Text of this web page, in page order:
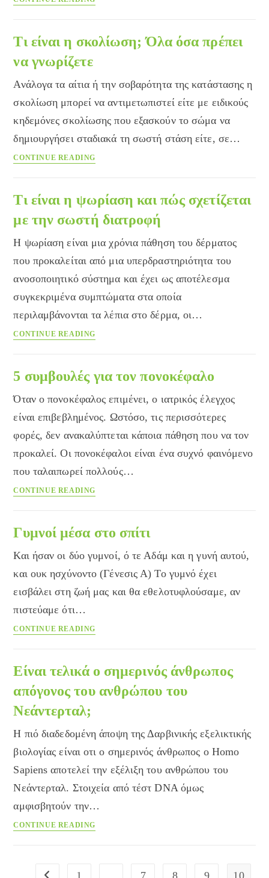
να
κρύψουν ύποπτους
Τι είναι η σκολίωση; Όλα όσα πρέπει
να γνωρίζετε
Ανάλογα τα αίτια ή την σοβαρότητα της κατάστασης η
σκολίωση μπορεί να αντιμετωπιστεί είτε με ειδικούς
κηδεμόνες σκολίωσης που εξασκούν το σώμα να
δημιουργήσει σταδιακά τη σωστή στάση είτε, σε…
CONTINUE READING
σκολίωση;
Όλα
όσα
γνωρίζετε
Τι είναι η ψωρίαση και πώς σχετίζεται
με την σωστή διατροφή
Η ψωρίαση είναι μια χρόνια πάθηση του δέρματος
που προκαλείται από μια υπερδραστηριότητα του
ανοσοποιητικό σύστημα και έχει ως αποτέλεσμα
συγκεκριμένα συμπτώματα στα οποία
περιλαμβάνονται τα λέπια στο δέρμα, οι…
CONTINUE READING
και
πώς
σχετίζεται
την
σωστή
διατροφή
5 συμβουλές για τον πονοκέφαλο
Όταν ο πονοκέφαλος επιμένει, ο ιατρικός έλεγχος
είναι επιβεβλημένος. Ωστόσο, τις περισσότερες
φορές, δεν ανακαλύπτεται κάποια πάθηση που να τον
προκαλεί. Οι πονοκέφαλοι είναι ένα συχνό φαινόμενο
που ταλαιπωρεί πολλούς…
CONTINUE READING
τον
Γυμνοί μέσα στο σπίτι
Και ήσαν οι δύο γυμνοί, ό τε Αδάμ και η γυνή αυτού,
και ουκ ησχύνοντο (Γένεσις Α) Το γυμνό έχει
εισβάλει στη ζωή μας και θα εθελοτυφλούσαμε, αν
πιστεύαμε ότι…
CONTINUE READING
σπίτι
Είναι τελικά ο σημερινός άνθρωπος
απόγονος του ανθρώπου του
Νεάντερταλ;
Η πιό διαδεδομένη άποψη της Δαρβινικής εξελικτικής
βιολογίας είναι οτι ο σημερινός άνθρωπος ο Homo
Sapiens αποτελεί την εξέλιξη του ανθρώπου του
Νεάντερταλ. Στοιχεία από τέστ DNA όμως
αμφισβητούν την…
CONTINUE READING
Go to the previous page
1 7 8 9 10